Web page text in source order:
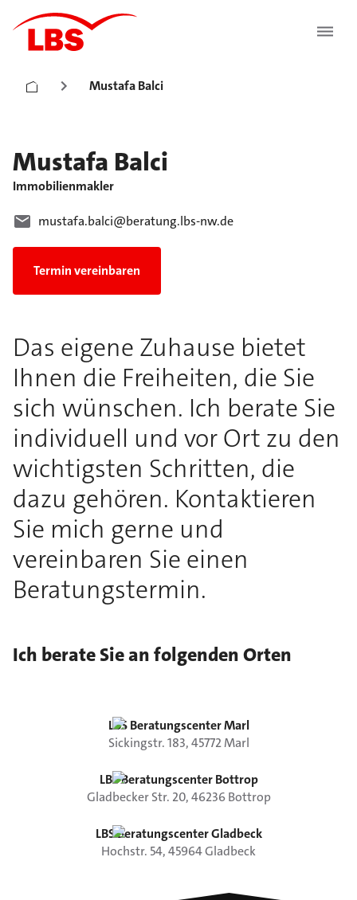
Mustafa Balci
Mustafa Balci
Immobilienmakler
mustafa.balci@beratung.lbs-nw.de
Termin vereinbaren
Das eigene Zuhause bietet
Ihnen die Freiheiten, die Sie
sich wünschen. Ich berate Sie
individuell und vor Ort zu den
wichtigsten Schritten, die
dazu gehören. Kontaktieren
Sie mich gerne und
vereinbaren Sie einen
Beratungstermin.
Ich berate Sie an folgenden Orten
LBS Beratungscenter Marl
Sickingstr.183,45772Marl
LBS Beratungscenter Bottrop
Gladbecker Str. 20,46236 Bottrop
LBS Beratungscenter Gladbeck
Hochstr. 54,45964Gladbeck